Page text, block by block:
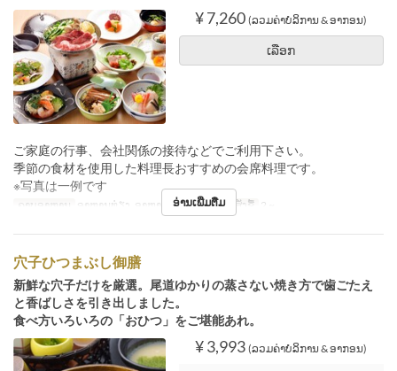
¥ 7,260 (ລວມຄ່າບໍລິການ & ອາກອນ)
ເລືອກ
ご家庭の行事、会社関係の接待などでご利用下さい。
季節の食材を使用した料理長おすすめの会席料理です。
※写真は一例です
ຄາບອາຫານ ອາຫານທ່ຽງ, ອາຫານຄ່ຳ ຈຳກັດການສັ່ງຊື້ 2 ~
ອ່ານເພີ່ມຕື່ມ
穴子ひつまぶし御膳
新鮮な穴子だけを厳選。尾道ゆかりの蒸さない焼き方で歯ごたえ
と香ばしさを引き出しました。
食べ方いろいろの「おひつ」をご堪能あれ。
¥ 3,993 (ລວມຄ່າບໍລິການ & ອາກອນ)